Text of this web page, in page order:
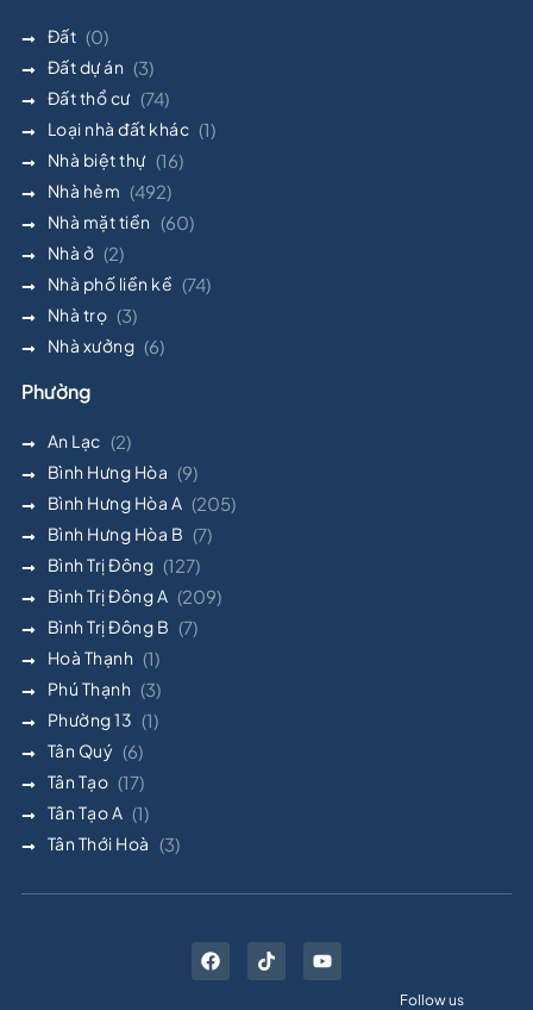
Đất (0)
Đất dự án (3)
Đất thổ cư (74)
Loại nhà đất khác (1)
Nhà biệt thự (16)
Nhà hẻm (492)
Nhà mặt tiền (60)
Nhà ở (2)
Nhà phố liền kề (74)
Nhà trọ (3)
Nhà xưởng (6)
Phường
An Lạc (2)
Bình Hưng Hòa (9)
Bình Hưng Hòa A (205)
Bình Hưng Hòa B (7)
Bình Trị Đông (127)
Bình Trị Đông A (209)
Bình Trị Đông B (7)
Hoà Thạnh (1)
Phú Thạnh (3)
Phường 13 (1)
Tân Quý (6)
Tân Tạo (17)
Tân Tạo A (1)
Tân Thới Hoà (3)
Follow us